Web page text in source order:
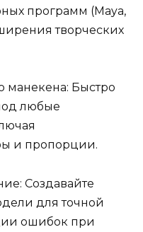
программ (Maya,
творческих
манекена: Быстро
любые
и пропорции.
Создавайте
для точной
ошибок при